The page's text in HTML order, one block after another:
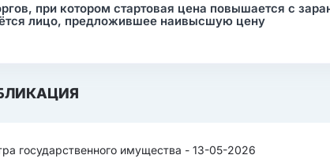
при котором стартовая цена повышается с
лицо, предложившее наивысшую цену
государственного имущества - 13-05-2026